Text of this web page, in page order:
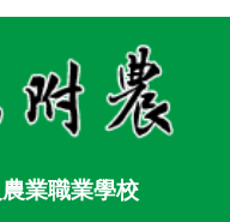
業職業學校